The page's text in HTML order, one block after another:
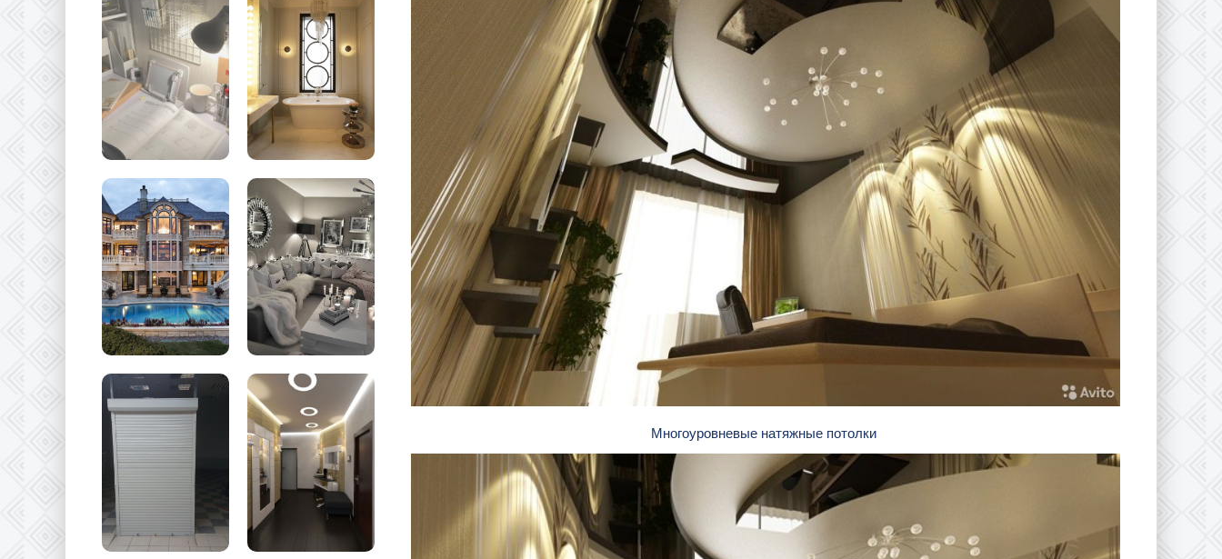
Многоуровневые натяжные потолки